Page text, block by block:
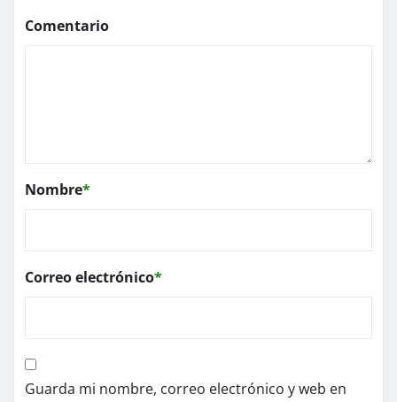
Comentario
Nombre*
Correo electrónico*
Guarda mi nombre, correo electrónico y web en